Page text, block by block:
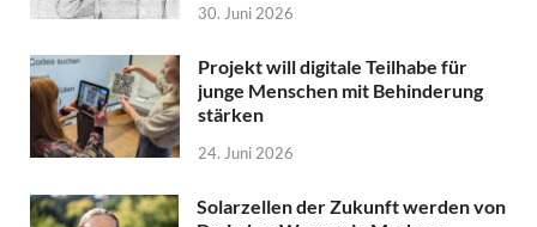
30. Juni 2026
Projekt will digitale Teilhabe für
junge Menschen mit Behinderung
stärken
24. Juni 2026
Solarzellen der Zukunft werden von